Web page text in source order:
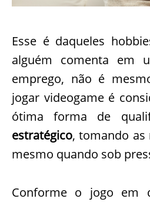
Esse é daqueles
alguém comenta em
emprego, não é
jogar videogame é
ótima forma de
estratégico, tomando as
mesmo quando sob
Conforme o jogo em